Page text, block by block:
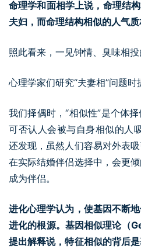
命理学和面相学上说，命理结
夫妇，而命理结构相似的人气质
照此看来，一见钟情、臭味相投
心理学家们研究“夫妻相”问题时
我们择偶时，“相似性”是个体
可否认人会被与自身相似的人
还发现，虽然人们容易对外表
在实际结婚伴侣选择中，会更
成为伴侣。
进化心理学认为，使基因不断
进化的根源。基因相似理论（
提出解释说，特征相似的背后